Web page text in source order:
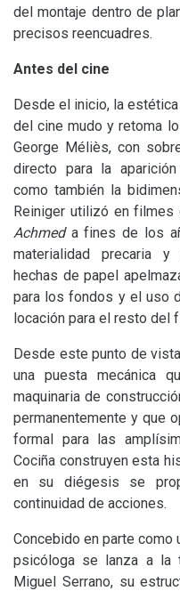
del montaje dentro de
precisos reencuadres.
Antes del cine
Desde el inicio, la
del cine mudo y retoma
George Méliès, con
directo para la
como también la
Reiniger utilizó en filmes
Achmeda fines de los
materialidad precaria
hechas de papel
para los fondos y el uso
locación para el resto del
Desde este punto de
una puesta mecánica
maquinaria de
permanentemente y que
formal para las
Cociña construyen esta
en su diégesis se
continuidad de acciones.
Concebido en parte como
psicóloga se lanza a la
Miguel Serrano, su